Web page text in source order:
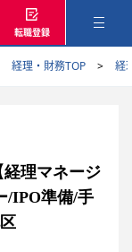
転職登録
経理・財務TOP 経
経理マネージ
/IPO準備/手